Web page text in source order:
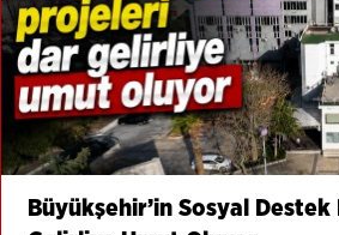
Büyükşehir’in Sosyal